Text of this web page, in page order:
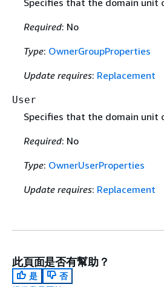
Specifies that the domain unit
Required: No
Type: OwnerGroupProperties
Update requires: Replacement
User
Specifies that the domain unit
Required: No
Type: OwnerUserProperties
Update requires: Replacement
此頁面是否有幫助？
是
否